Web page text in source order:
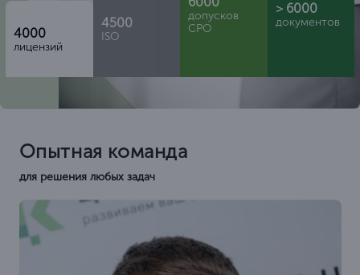
4000
лицензий
4500
ISO
допусков
СРО
> 6000
документов
Опытная команда
для решения любых задач